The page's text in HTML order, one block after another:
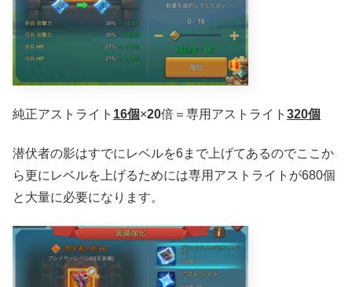
純正アストライト 16個×20倍＝専用アストライト 320個
潜伏者の影はすでにレベルを6まで上げてあるのでここか
ら更にレベルを上げるためには専用アストライトが680個
と大量に必要になります。